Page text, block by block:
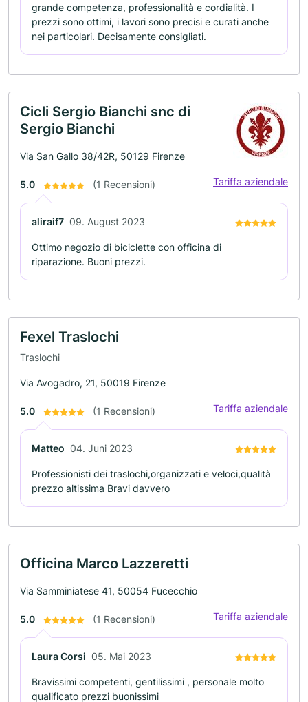
grande competenza, professionalità e cordialità. I
prezzi sono ottimi, i lavori sono precisi e curati anche
nei particolari. Decisamente consigliati.
Cicli Sergio Bianchi snc di
Sergio Bianchi
Via San Gallo 38/42R, 50129 Firenze
5.0 (1 Recensioni) Tariffa aziendale
aliraif7 09. August 2023
Ottimo negozio di biciclette con officina di
riparazione. Buoni prezzi.
Fexel Traslochi
Traslochi
Via Avogadro, 21, 50019 Firenze
5.0 (1 Recensioni) Tariffa aziendale
Matteo 04. Juni 2023
Professionisti dei traslochi,organizzati e veloci,qualità
prezzo altissima Bravi davvero
Officina Marco Lazzeretti
Via Samminiatese 41, 50054 Fucecchio
5.0 (1 Recensioni) Tariffa aziendale
Laura Corsi 05. Mai 2023
Bravissimi competenti, gentilissimi , personale molto
qualificato prezzi buonissimi